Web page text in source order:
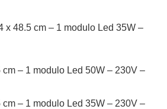
x 48.5 cm – 1 modulo Led 35W –
– 1 modulo Led 50W – 230V –
– 1 modulo Led 35W – 230V –